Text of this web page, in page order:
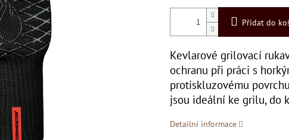
Přidat do
Kevlarové grilovací
ochranu při práci s
protiskluzovému
jsou ideální ke grilu, do
Detailní informace